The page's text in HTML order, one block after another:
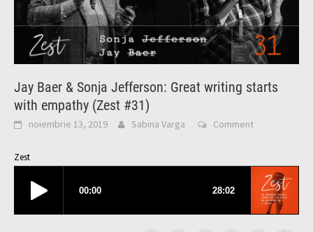
Jay Baer & Sonja Jefferson: Great writing starts
with empathy (Zest #31)
noiembrie 13, 2019 Sabina Varga Comment
Zest